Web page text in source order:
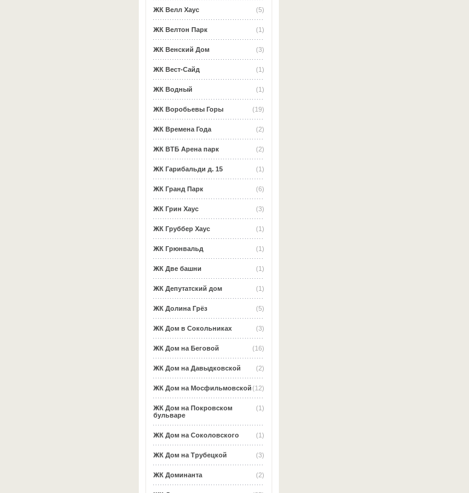
(5)
ЖК Велл Хаус
(1)
ЖК Велтон Парк
(3)
ЖК Венский Дом
(1)
ЖК Вест-Сайд
(1)
ЖК Водный
(19)
ЖК Воробьевы Горы
(2)
ЖК Времена Года
(2)
ЖК ВТБ Арена парк
(1)
ЖК Гарибальди д. 15
(6)
ЖК Гранд Парк
(3)
ЖК Грин Хаус
(1)
ЖК Груббер Хаус
(1)
ЖК Грюнвальд
(1)
ЖК Две башни
(1)
ЖК Депутатский дом
(5)
ЖК Долина Грёз
(3)
ЖК Дом в Сокольниках
(16)
ЖК Дом на Беговой
(2)
ЖК Дом на Давыдковской
(12)
ЖК Дом на Мосфильмовской
(1)
ЖК Дом на Покровском
бульваре
(1)
ЖК Дом на Соколовского
(3)
ЖК Дом на Трубецкой
(2)
ЖК Доминанта